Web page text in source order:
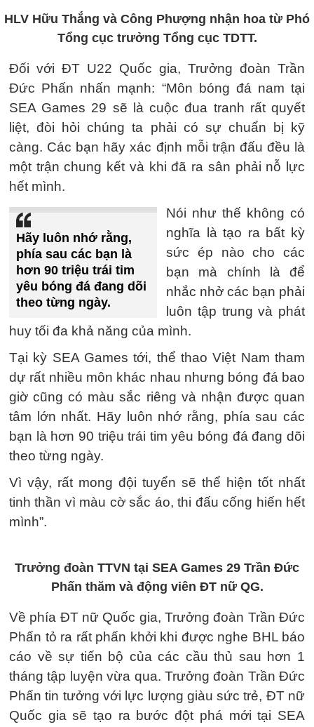
HLV Hữu Thắng và Công Phượng nhận hoa từ Phó
Tổng cục trưởng Tổng cục TDTT.
Đối với ĐT U22 Quốc gia, Trưởng đoàn Trần
Đức Phấn nhấn mạnh: “Môn bóng đá nam tại
SEA Games 29 sẽ là cuộc đua tranh rất quyết
liệt, đòi hỏi chúng ta phải có sự chuẩn bị kỹ
càng. Các bạn hãy xác định mỗi trận đấu đều là
một trận chung kết và khi đã ra sân phải nỗ lực
hết mình.
Hãy luôn nhớ rằng,
phía sau các bạn là
hơn 90 triệu trái tim
yêu bóng đá đang dõi
theo từng ngày.
Nói như thế không có
nghĩa là tạo ra bất kỳ
sức ép nào cho các
bạn mà chính là để
nhắc nhở các bạn phải
luôn tập trung và phát
huy tối đa khả năng của mình.
Tại kỳ SEA Games tới, thể thao Việt Nam tham
dự rất nhiều môn khác nhau nhưng bóng đá bao
giờ cũng có màu sắc riêng và nhận được quan
tâm lớn nhất. Hãy luôn nhớ rằng, phía sau các
bạn là hơn 90 triệu trái tim yêu bóng đá đang dõi
theo từng ngày.
Vì vậy, rất mong đội tuyển sẽ thể hiện tốt nhất
tinh thần vì màu cờ sắc áo, thi đấu cống hiến hết
mình”.
Trưởng đoàn TTVN tại SEA Games 29 Trần Đức
Phấn thăm và động viên ĐT nữ QG.
Về phía ĐT nữ Quốc gia, Trưởng đoàn Trần Đức
Phấn tỏ ra rất phấn khởi khi được nghe BHL báo
cáo về sự tiến bộ của các cầu thủ sau hơn 1
tháng tập luyện vừa qua. Trưởng đoàn Trần Đức
Phấn tin tưởng với lực lượng giàu sức trẻ, ĐT nữ
Quốc gia sẽ tạo ra bước đột phá mới tại SEA